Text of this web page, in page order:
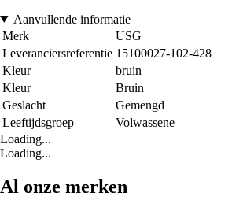
Aanvullende informatie
Merk
USG
Leveranciersreferentie 15100027-102-428
Kleur
bruin
Kleur
Bruin
Geslacht
Gemengd
Leeftijdsgroep
Volwassene
Loading...
Loading...
Al onze merken